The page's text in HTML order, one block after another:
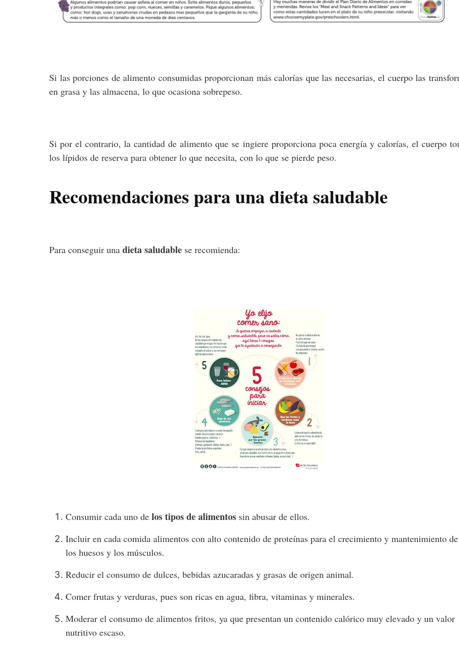
Si las porciones de alimento consumidas proporcionan más calorías que las necesarias, el cuerpo las
en grasa y las almacena, lo que ocasiona sobrepeso.
Si por el contrario, la cantidad de alimento que se ingiere proporciona poca energía y calorías, el cuerpo
los lípidos de reserva para obtener lo que necesita, con lo que se pierde peso.
Recomendaciones para una dieta saludable
Para conseguir una dieta saludable se recomienda:
Consumir cada uno de los tipos de alimentos sin abusar de ellos.
Incluir en cada comida alimentos con alto contenido de proteínas para el crecimiento y mantenimiento de
los huesos y los músculos.
Reducir el consumo de dulces, bebidas azucaradas y grasas de origen animal.
Comer frutas y verduras, pues son ricas en agua, fibra, vitaminas y minerales.
Moderar el consumo de alimentos fritos, ya que presentan un contenido calórico muy elevado y un valor
nutritivo escaso.